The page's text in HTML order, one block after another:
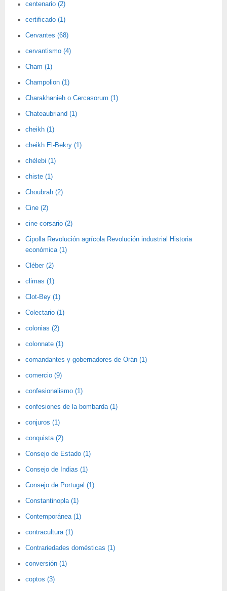
centenario (2)
certificado (1)
Cervantes (68)
cervantismo (4)
Cham (1)
Champolion (1)
Charakhanieh o Cercasorum (1)
Chateaubriand (1)
cheikh (1)
cheikh El-Bekry (1)
chélebi (1)
chiste (1)
Choubrah (2)
Cine (2)
cine corsario (2)
Cipolla Revolución agrícola Revolución industrial Historia
económica (1)
Cléber (2)
climas (1)
Clot-Bey (1)
Colectario (1)
colonias (2)
colonnate (1)
comandantes y gobernadores de Orán (1)
comercio (9)
confesionalismo (1)
confesiones de la bombarda (1)
conjuros (1)
conquista (2)
Consejo de Estado (1)
Consejo de Indias (1)
Consejo de Portugal (1)
Constantinopla (1)
Contemporánea (1)
contracultura (1)
Contrariedades domésticas (1)
conversión (1)
coptos (3)